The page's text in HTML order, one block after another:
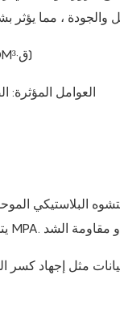
يتم التعبير عن متوسط ​​معدل الشائع في MOL/(DM³·ق)
العوامل المؤثرة:
البلاستيكي